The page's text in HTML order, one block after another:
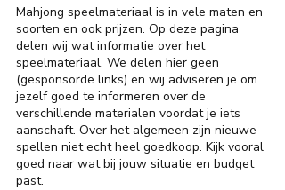
Mahjong speelmateriaal is in vele maten en
soorten en ook prijzen. Op deze pagina
delen wij wat informatie over het
speelmateriaal. We delen hier geen
(gesponsorde links) en wij adviseren je om
jezelf goed te informeren over de
verschillende materialen voordat je iets
aanschaft. Over het algemeen zijn nieuwe
spellen niet echt heel goedkoop. Kijk vooral
goed naar wat bij jouw situatie en budget
past.